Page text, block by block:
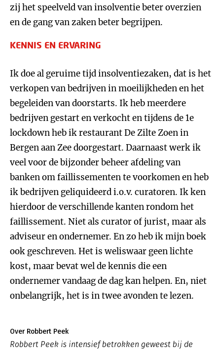
zij het speelveld van insolventie beter overzien
en de gang van zaken beter begrijpen.
KENNIS EN ERVARING
Ik doe al geruime tijd insolventiezaken, dat is het
verkopen van bedrijven in moeilijkheden en het
begeleiden van doorstarts. Ik heb meerdere
bedrijven gestart en verkocht en tijdens de 1e
lockdown heb ik restaurant De Zilte Zoen in
Bergen aan Zee doorgestart. Daarnaast werk ik
veel voor de bijzonder beheer afdeling van
banken om faillissementen te voorkomen en heb
ik bedrijven geliquideerd i.o.v. curatoren. Ik ken
hierdoor de verschillende kanten rondom het
faillissement. Niet als curator of jurist, maar als
adviseur en ondernemer. En zo heb ik mijn boek
ook geschreven. Het is weliswaar geen lichte
kost, maar bevat wel de kennis die een
ondernemer vandaag de dag kan helpen. En, niet
onbelangrijk, het is in twee avonden te lezen.
Over Robbert Peek
Robbert Peek is intensief betrokken geweest bij de